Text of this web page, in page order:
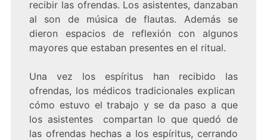
recibir las ofrendas. Los asistentes, danzaban
al son de música de flautas. Además se
dieron espacios de reflexión con algunos
mayores que estaban presentes en el ritual.
Una vez los espíritus han recibido las
ofrendas, los médicos tradicionales explican
cómo estuvo el trabajo y se da paso a que
los asistentes compartan lo que quedó de
las ofrendas hechas a los espíritus, cerrando